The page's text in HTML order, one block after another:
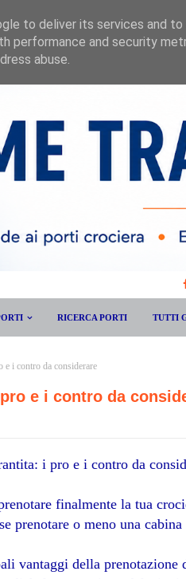
RICERCA PORTI TUTTI
e i contro da considerare
e i contro da
i pro e i contro da
finalmente la tua
prenotare o meno una cabina
vantaggi della prenotazione
to deliver its services and
performance and security
abuse.